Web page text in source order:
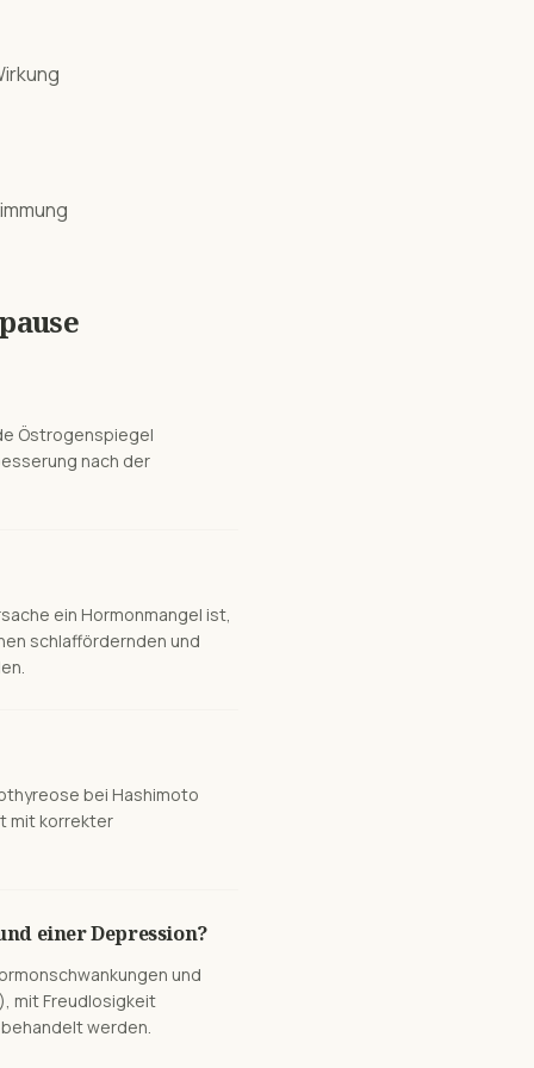
Östrogenspiegel
nach der
ein Hormonmangel ist,
schlaffördernden und
bei Hashimoto
mit korrekter
einer Depression?
und
mit Freudlosigkeit
werden.